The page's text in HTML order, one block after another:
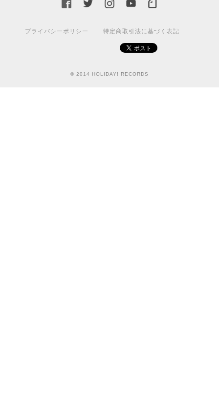
プライバシーポリシー 特定商取引法に基づく表記
© 2014 HOLIDAY! RECORDS